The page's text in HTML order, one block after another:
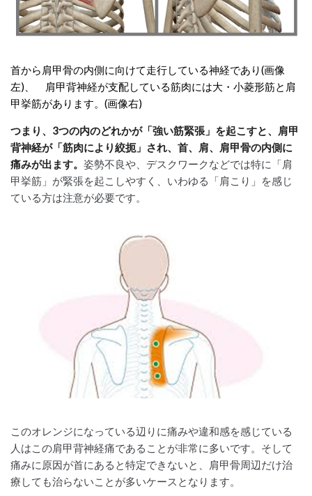
首から肩甲骨の内側に向けて走行している神経であり(画像
左)、 肩甲背神経が支配している筋肉には大・小菱形筋と肩
甲挙筋があります。(画像右)
つまり、 3つの内のどれかが「強い筋緊張」を起こすと、肩甲
背神経が「筋肉により絞扼」され、首、肩、肩甲骨の内側に
痛みが出ます。 姿勢不良や、デスクワークなどでは特に「肩
甲挙筋」が緊張を起こしやすく、いわゆる「肩こり」を感じ
ている方は注意が必要です。
このオレンジになっている辺りに痛みや違和感を感じている
人はこの肩甲背神経痛であることが非常に多いです。そして
痛みに原因が首にあると特定できないと、肩甲骨周辺だけ治
療しても治らないことが多いケースとなります。